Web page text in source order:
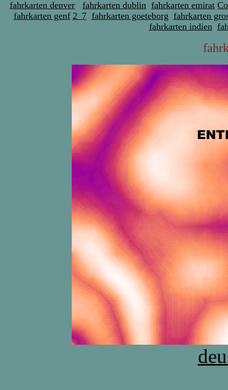
fahrkarten denver fahrkarten dublin fahrkarten emirat
fahrkarten genf 2_7 fahrkarten goeteborg fahrkarten
fahrkarten indien